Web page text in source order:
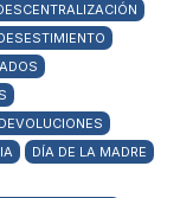
DEVOLUCIONES
DÍA DE LA MADRE